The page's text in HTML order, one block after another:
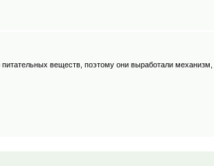
веществ, поэтому они выработали